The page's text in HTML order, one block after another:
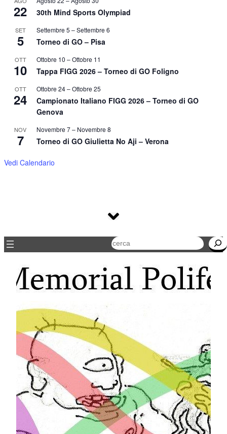
22 30th Mind Sports Olympiad
SET
5
Settembre 5 –Settembre 6
Torneo di GO – Pisa
OTT
10
Ottobre 10 –Ottobre 11
Tappa FIGG 2026 – Torneo di GO Foligno
OTT
24
Ottobre 24–Ottobre 25
Campionato Italiano FIGG 2026 – Torneo di GO
Genova
NOV
7
Novembre 7– Novembre 8
Torneo di GO Giulietta No Aji – Verona
Vedi Calendario
Cerca